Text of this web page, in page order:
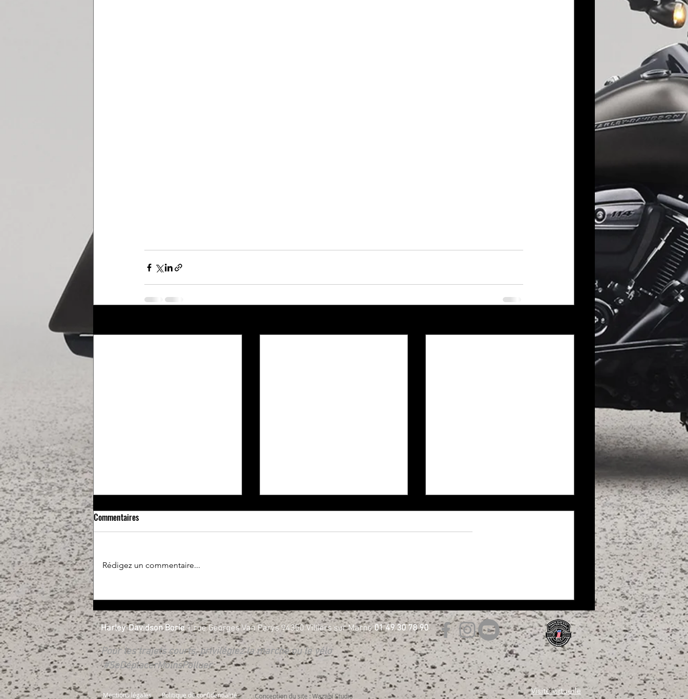
Essais libres et RIDE X.PERIENCE
les 17 et 18 avril
NOUVELLE GÉNÉRATION 3 ROUES
CHEZ H-D BORIE - Essayez les !
Harley Night 2ème édition chez H-
D Borie
Commentaires
Rédigez un commentaire...
Harley-Davidson Borie1 rue Georges Van Parys 94350 Villiers sur Marne01 49 30 78 90
Pour les trajets courts, privilégiez la marche ou le vélo
#SeDéplacerMoinsPolluer
Mentions légales Politique de confidentialité Conception du site : Wazabi Studio
Visite virtuelle